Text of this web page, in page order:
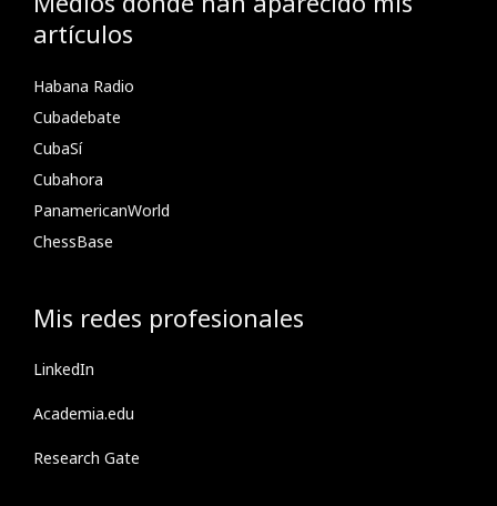
artículos
Habana Radio
Cubadebate
CubaSí
Cubahora
PanamericanWorld
ChessBase
Mis redes profesionales
LinkedIn
Academia.edu
Research Gate